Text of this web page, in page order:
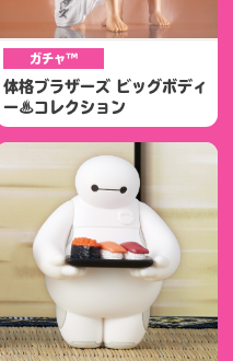
ガチャ™
体格ブラザーズ ビッグボディ
ー♨コレクション